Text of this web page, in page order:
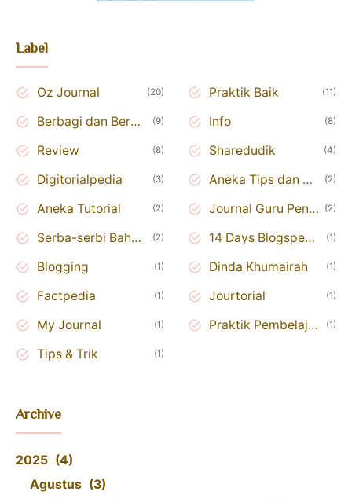
Label
Oz Journal 20 Praktik Baik 11
Berbagi dan Berkolaborasi 9 Info 8
Review 8 Sharedudik 4
Digitorialpedia 3 Aneka Tips dan Trik 2
Aneka Tutorial 2 Journal Guru Penggerak 2
Serba-serbi Bahasa Inggris 2 14 Days Blogspedia Challenge 1
Blogging 1 Dinda Khumairah 1
Factpedia 1 Jourtorial 1
My Journal 1 Praktik Pembelajaran 1
Tips & Trik 1
Archive
2025
4
Agustus
3